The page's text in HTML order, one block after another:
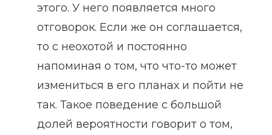
этого. У него появляется много
отговорок. Если же он соглашается,
то с неохотой и постоянно
напоминая о том, что что-то может
измениться в его планах и пойти не
так. Такое поведение с большой
долей вероятности говорит о том,